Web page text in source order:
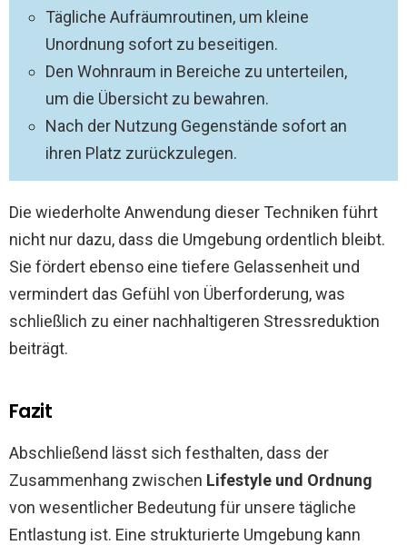
Tägliche Aufräumroutinen, um kleine
Unordnung sofort zu beseitigen.
Den Wohnraum in Bereiche zu unterteilen,
um die Übersicht zu bewahren.
Nach der Nutzung Gegenstände sofort an
ihren Platz zurückzulegen.
Die wiederholte Anwendung dieser Techniken führt
nicht nur dazu, dass die Umgebung ordentlich bleibt.
Sie fördert ebenso eine tiefere Gelassenheit und
vermindert das Gefühl von Überforderung, was
schließlich zu einer nachhaltigeren Stressreduktion
beiträgt.
Fazit
Abschließend lässt sich festhalten, dass der
Zusammenhang zwischen Lifestyle und Ordnung
von wesentlicher Bedeutung für unsere tägliche
Entlastung ist. Eine strukturierte Umgebung kann